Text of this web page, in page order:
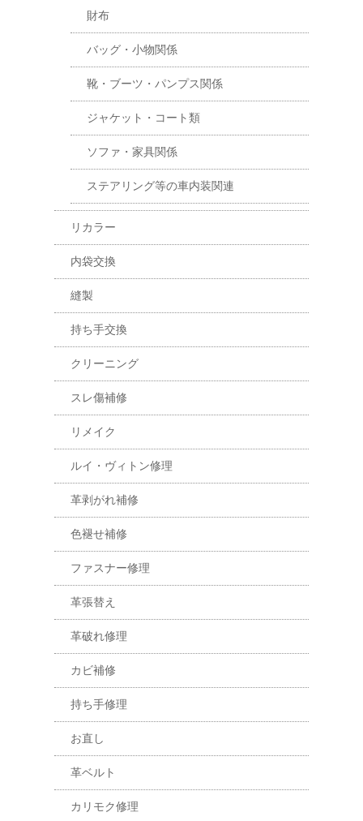
財布
バッグ・小物関係
靴・ブーツ・パンプス関係
ジャケット・コート類
ソファ・家具関係
ステアリング等の車内装関連
リカラー
内袋交換
縫製
持ち手交換
クリーニング
スレ傷補修
リメイク
ルイ・ヴィトン修理
革剥がれ補修
色褪せ補修
ファスナー修理
革張替え
革破れ修理
カビ補修
持ち手修理
お直し
革ベルト
カリモク修理